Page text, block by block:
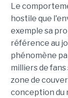
Le
hostile que
exemple sa
référence au
phénomène
milliers de
zone de
conception du